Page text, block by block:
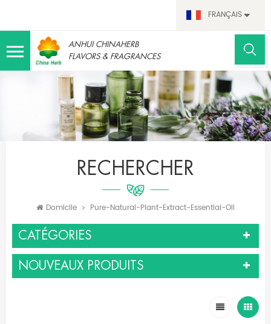
FRANÇAIS
ANHUI CHINAHERB
FLAVORS & FRAGRANCES
RECHERCHER
Domicile Pure-Natural-Plant-Extract-Essential-Oil
CATÉGORIES
NOUVEAUX PRODUITS